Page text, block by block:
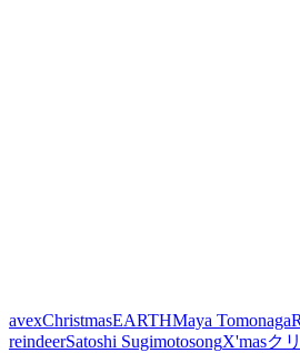
avexChristmasEARTHMaya Tomonaga
reindeerSatoshi SugimotosongX'masク